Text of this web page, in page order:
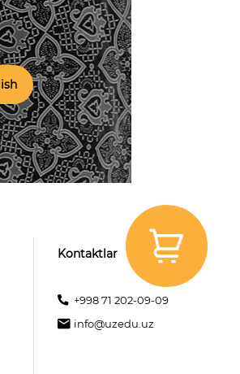
Kontaktlar
+998 71 202-09-09
info@uzedu.uz